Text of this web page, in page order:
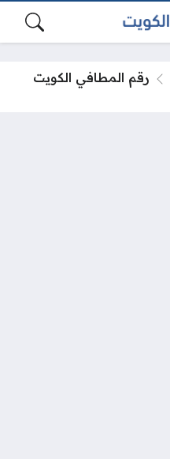
رقم المطافي الكويت